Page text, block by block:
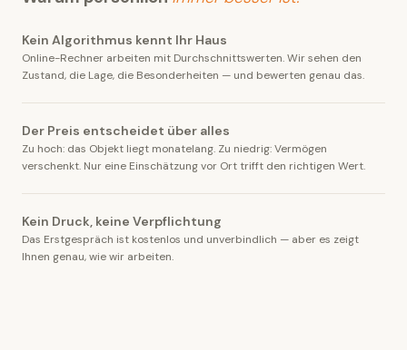
Kein Algorithmus kennt Ihr Haus
Online-Rechner arbeiten mit Durchschnittswerten. Wir sehen den
Zustand, die Lage, die Besonderheiten — und bewerten genau das.
Der Preis entscheidet über alles
Zu hoch: das Objekt liegt monatelang. Zu niedrig: Vermögen
verschenkt. Nur eine Einschätzung vor Ort trifft den richtigen Wert.
Kein Druck, keine Verpflichtung
Das Erstgespräch ist kostenlos und unverbindlich — aber es zeigt
Ihnen genau, wie wir arbeiten.